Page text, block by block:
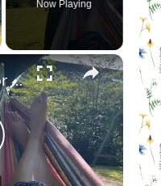
Now Playing
×
Ontspannen voor dummies en stresskippen